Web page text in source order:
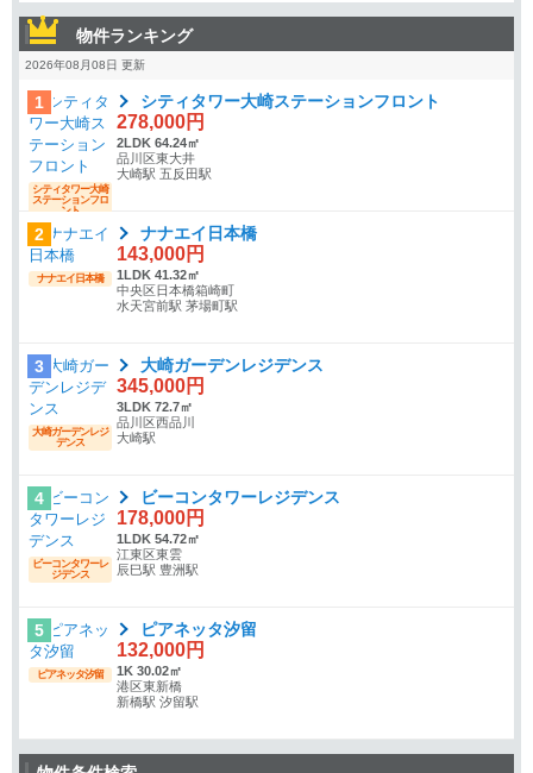
物件ランキング
2026年08月08日 更新
1
シティタワー大崎
ステーションフロ
ント
シティタワー大崎ステーションフロント
278,000円
2LDK 64.24㎡
品川区東大井
大崎駅 五反田駅
2
ナナエイ日本橋
ナナエイ日本橋
143,000円
1LDK 41.32㎡
中央区日本橋箱崎町
水天宮前駅 茅場町駅
3
大崎ガーデンレジ
デンス
大崎ガーデンレジデンス
345,000円
3LDK 72.7㎡
品川区西品川
大崎駅
4
ビーコンタワーレ
ジデンス
ビーコンタワーレジデンス
178,000円
1LDK 54.72㎡
江東区東雲
辰巳駅 豊洲駅
5
ピアネッタ汐留
ピアネッタ汐留
132,000円
1K 30.02㎡
港区東新橋
新橋駅 汐留駅